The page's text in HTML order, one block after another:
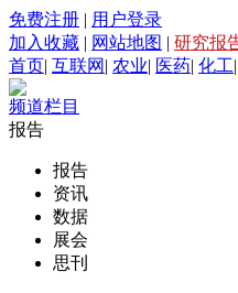
免费注册 | 用户登录
加入收藏 | 网站地图 | 研究报
首页| 互联网 | 农业| 医药| 化工|
频道栏目
报告
报告
资讯
数据
展会
思刊